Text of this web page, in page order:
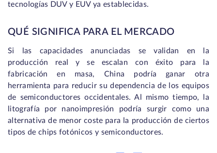
tecnologías DUV y EUV ya establecidas.
QUÉ SIGNIFICA PARA EL MERCADO
Si las capacidades anunciadas se validan en la
producción real y se escalan con éxito para la
fabricación en masa, China podría ganar otra
herramienta para reducir su dependencia de los equipos
de semiconductores occidentales. Al mismo tiempo, la
litografía por nanoimpresión podría surgir como una
alternativa de menor coste para la producción de ciertos
tipos de chips fotónicos y semiconductores.